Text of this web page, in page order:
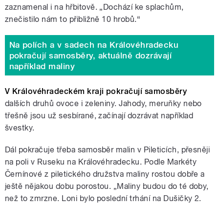
zaznamenal i na hřbitově. „Dochází ke splachům,
znečistilo nám to přibližně 10 hrobů.“
Na polích a v sadech na Královéhradecku
pokračují samosběry, aktuálně dozrávají
například maliny
V Královéhradeckém kraji pokračují samosběry
dalších druhů ovoce i zeleniny. Jahody, meruňky nebo
třešně jsou už sesbírané, začínají dozrávat například
švestky.
Dál pokračuje třeba samosběr malin v Pileticích, přesněji
na poli v Ruseku na Královéhradecku. Podle Markéty
Černínové z piletického družstva maliny rostou dobře a
ještě nějakou dobu porostou. „Maliny budou do té doby,
než to zmrzne. Loni bylo poslední trhání na Dušičky 2.